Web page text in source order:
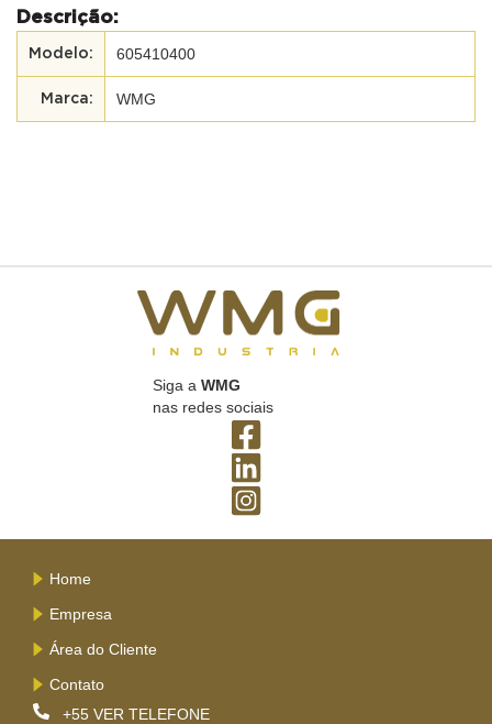
Descrição:
605410400
WMG
Siga a WMG
nas redes sociais
Home
Empresa
Área do Cliente
Contato
+55 VER TELEFONE